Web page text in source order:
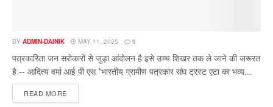
BY ADMIN-DAINIK MAY 11, 2025 0
पत्रकारिता जन सरोकारों से जुड़ा आंदोलन है इसे उच्च शिखर तक ले जाने की जरूरत
है -- आदित्य वर्मा आई पी एस *भारतीय ग्रामीण पत्रकार संघ ट्रस्ट एटा का भव्य...
READ MORE